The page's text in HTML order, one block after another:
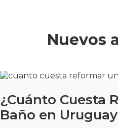
Nuevos
¿Cuánto Cuesta
Baño en